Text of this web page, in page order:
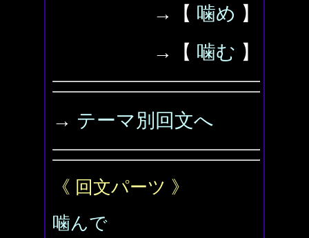
→【 噛め 】
→【 噛む 】
→ テーマ別回文へ
《 回文パーツ 》
噛んで